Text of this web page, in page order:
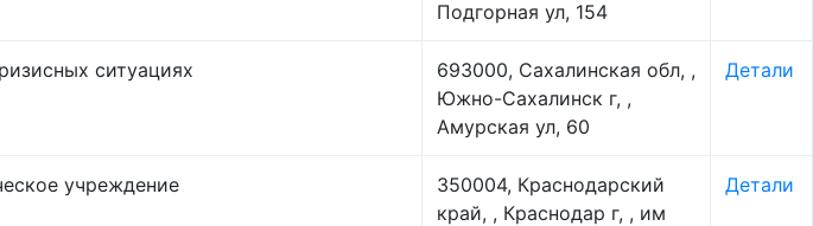
Подгорная ул, 154
ситуациях
693000, Сахалинская обл, ,
Южно-Сахалинск г, ,
Амурская ул, 60
Детали
учреждение
350004, Краснодарский
край, , Краснодар г, , им
Детали